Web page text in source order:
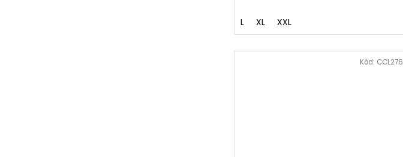
L XL XXL
Kód: CCL276